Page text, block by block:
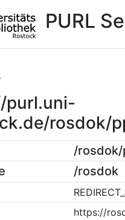
PURL
purl.uni-
rosdok/
/rosdok/
/rosdok
https://